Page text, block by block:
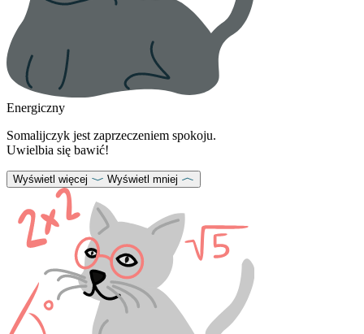
Energiczny
Somalijczyk jest zaprzeczeniem spokoju.
Uwielbia się bawić!
Wyświetl więcej Wyświetl mniej